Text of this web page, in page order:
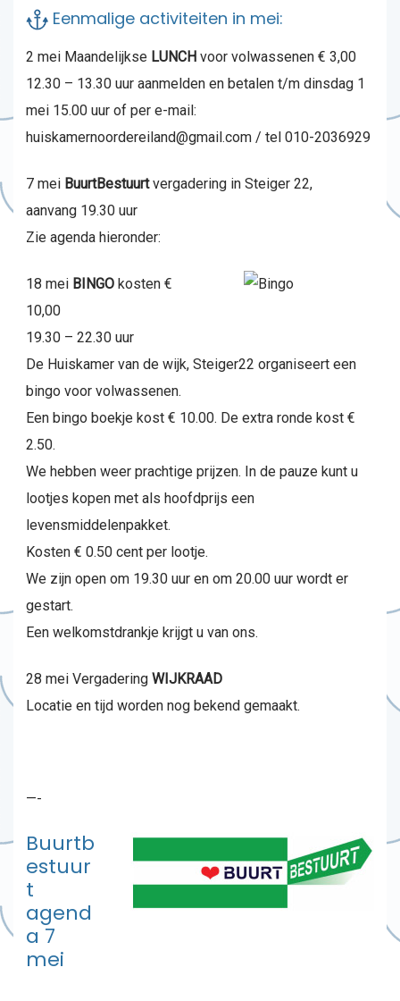
Eenmalige activiteiten in mei:
2 mei Maandelijkse LUNCH voor volwassenen € 3,00
12.30 – 13.30 uur aanmelden en betalen t/m dinsdag 1
mei 15.00 uur of per e-mail:
huiskamernoordereiland@gmail.com / tel 010-2036929
7 mei BuurtBestuurtvergadering in Steiger 22,
aanvang 19.30 uur
Zie agenda hieronder:
18 mei BINGO kosten €
10,00
19.30 – 22.30 uur
De Huiskamer van de wijk, Steiger22 organiseert een
bingo voor volwassenen.
Een bingo boekje kost € 10.00. De extra ronde kost €
2.50.
We hebben weer prachtige prijzen. In de pauze kunt u
lootjes kopen met als hoofdprijs een
levensmiddelenpakket.
Kosten € 0.50 cent per lootje.
We zijn open om 19.30 uur en om 20.00 uur wordt er
gestart.
Een welkomstdrankje krijgt u van ons.
28 mei Vergadering WIJKRAAD
Locatie en tijd worden nog bekend gemaakt.
—-
Buurtb
estuur
t
agend
a 7
mei